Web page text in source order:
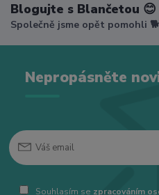
Blogujte s Blančetou 😊
Společně jsme opět pomohli
Nepropásněte
Souhlasím se zpracováním